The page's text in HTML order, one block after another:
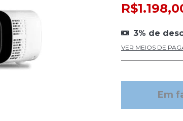
3% de
VER MEIOS DE